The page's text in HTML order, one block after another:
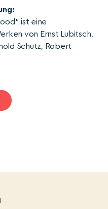
ist eine
von Ernst Lubitsch,
Schütz, Robert